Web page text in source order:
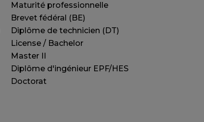
Maturité professionnelle
Brevet fédéral (BE)
Diplôme de technicien (DT)
License / Bachelor
Master II
Diplôme d'ingénieur EPF/HES
Doctorat